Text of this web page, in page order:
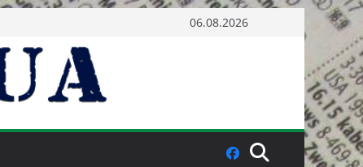
06.08.2026